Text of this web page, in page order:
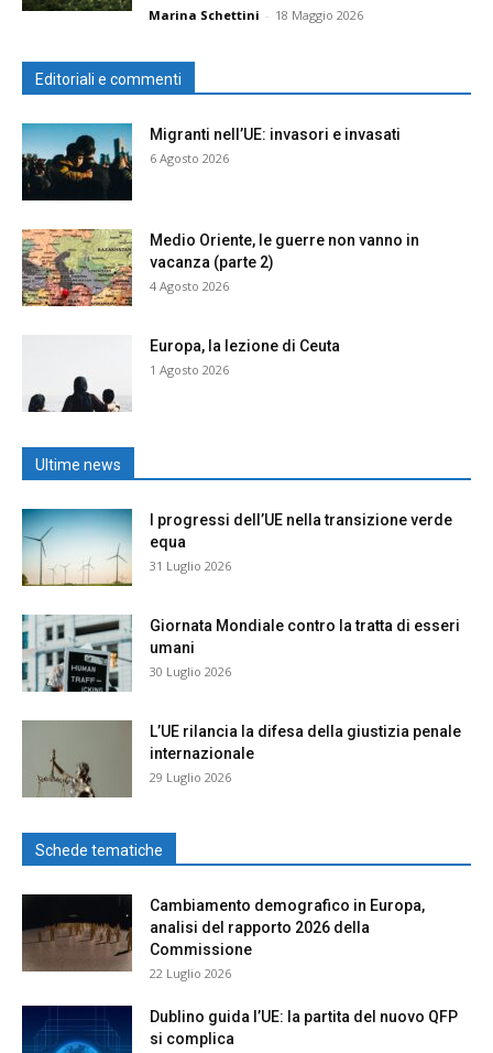
Marina Schettini - 18 Maggio 2026
Editoriali e commenti
Migranti nell’UE: invasori e invasati
6 Agosto 2026
Medio Oriente, le guerre non vanno in
vacanza (parte 2)
4 Agosto 2026
Europa, la lezione di Ceuta
1 Agosto 2026
Ultime news
I progressi dell’UE nella transizione verde
equa
31 Luglio 2026
Giornata Mondiale contro la tratta di esseri
umani
30 Luglio 2026
L’UE rilancia la difesa della giustizia penale
internazionale
29 Luglio 2026
Schede tematiche
Cambiamento demografico in Europa,
analisi del rapporto 2026 della
Commissione
22 Luglio 2026
Dublino guida l’UE: la partita del nuovo QFP
si complica